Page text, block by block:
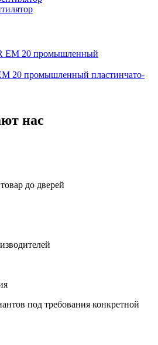
20 промышленный пластинчато-
нас
до дверей
под требования конкретной